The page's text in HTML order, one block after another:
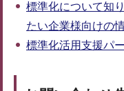
標準化について知
たい企業様向けの
標準化活用支援パ